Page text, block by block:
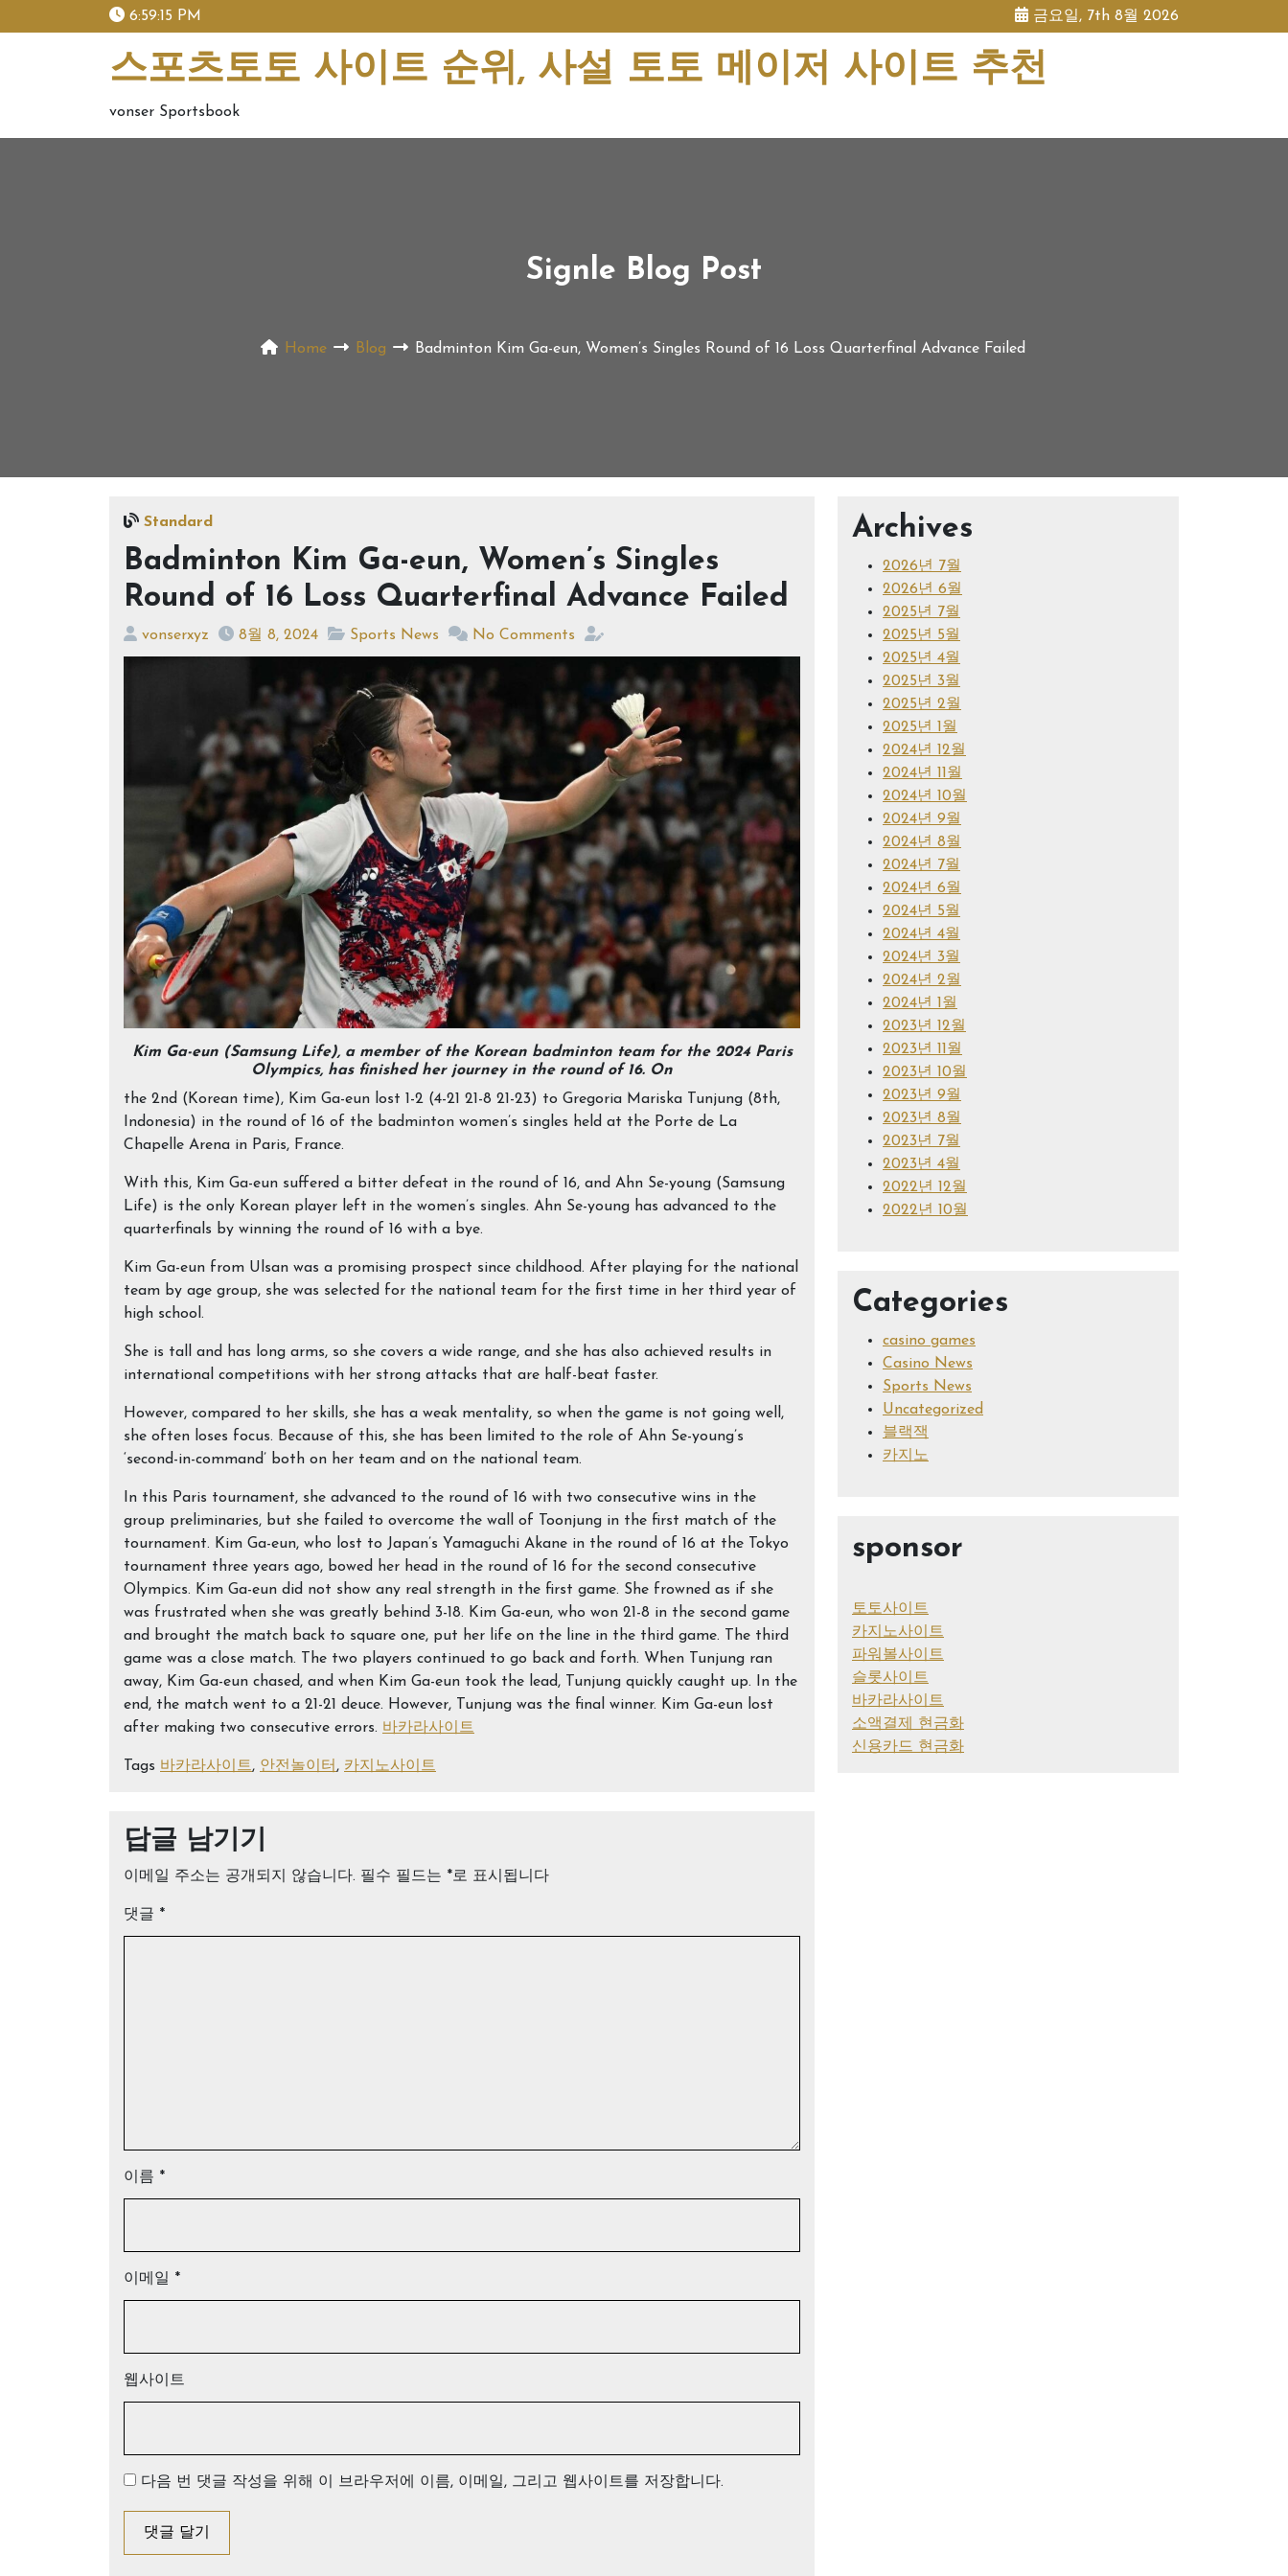
to
6:59:16 PM 금요일, 7th 8월 2026
스포츠토토 사이트 순위, 사설 토토 메이저 사이트 추천
vonser Sportsbook
Signle Blog Post
Home Blog Badminton Kim Ga-eun, Women’s Singles Round of 16 Loss Quarterfinal Advance Failed
Standard
Badminton Kim Ga-eun, Women’s Singles
Round of 16 Loss Quarterfinal Advance Failed
vonserxyz 8월 8, 2024 Sports News No Comments
Kim Ga-eun (Samsung Life), a member of the Korean badminton team for the 2024 Paris
Olympics, has finished her journey in the round of 16. On
the 2nd (Korean time), Kim Ga-eun lost 1-2 (4-21 21-8 21-23) to Gregoria Mariska Tunjung (8th,
Indonesia) in the round of 16 of the badminton women’s singles held at the Porte de La
Chapelle Arena in Paris, France.
With this, Kim Ga-eun suffered a bitter defeat in the round of 16, and Ahn Se-young (Samsung
Life) is the only Korean player left in the women’s singles. Ahn Se-young has advanced to the
quarterfinals by winning the round of 16 with a bye.
Kim Ga-eun from Ulsan was a promising prospect since childhood. After playing for the national
team by age group, she was selected for the national team for the first time in her third year of
high school.
She is tall and has long arms, so she covers a wide range, and she has also achieved results in
international competitions with her strong attacks that are half-beat faster.
However, compared to her skills, she has a weak mentality, so when the game is not going well,
she often loses focus. Because of this, she has been limited to the role of Ahn Se-young’s
‘second-in-command’ both on her team and on the national team.
In this Paris tournament, she advanced to the round of 16 with two consecutive wins in the
group preliminaries, but she failed to overcome the wall of Toonjung in the first match of the
tournament. Kim Ga-eun, who lost to Japan’s Yamaguchi Akane in the round of 16 at the Tokyo
tournament three years ago, bowed her head in the round of 16 for the second consecutive
Olympics. Kim Ga-eun did not show any real strength in the first game. She frowned as if she
was frustrated when she was greatly behind 3-18. Kim Ga-eun, who won 21-8 in the second game
and brought the match back to square one, put her life on the line in the third game. The third
game was a close match. The two players continued to go back and forth. When Tunjung ran
away, Kim Ga-eun chased, and when Kim Ga-eun took the lead, Tunjung quickly caught up. In the
end, the match went to a 21-21 deuce. However, Tunjung was the final winner. Kim Ga-eun lost
after making two consecutive errors. 바카라사이트
Tags 바카라사이트, 안전놀이터 , 카지노사이트
답글 남기기
이메일 주소는 공개되지 않습니다. 필수 필드는 *로 표시됩니다
댓글 *
이름 *
이메일 *
웹사이트
다음 번 댓글 작성을 위해 이 브라우저에 이름, 이메일, 그리고 웹사이트를 저장합니다.
Archives
2026년 7월
2026년 6월
2025년 7월
2025년 5월
2025년 4월
2025년 3월
2025년 2월
2025년 1월
2024년 12월
2024년 11월
2024년 10월
2024년 9월
2024년 8월
2024년 7월
2024년 6월
2024년 5월
2024년 4월
2024년 3월
2024년 2월
2024년 1월
2023년 12월
2023년 11월
2023년 10월
2023년 9월
2023년 8월
2023년 7월
2023년 4월
2022년 12월
2022년 10월
Categories
casino games
Casino News
Sports News
Uncategorized
블랙잭
카지노
sponsor
토토사이트
카지노사이트
파워볼사이트
슬롯사이트
바카라사이트
소액결제 현금화
신용카드 현금화